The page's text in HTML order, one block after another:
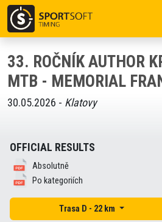
33. ROČNÍK AUTHOR
MTB - MEMORIAL
30.05.2026 - Klatovy
OFFICIAL RESULTS
Absolutně
Po kategoriích
Trasa D - 22 km